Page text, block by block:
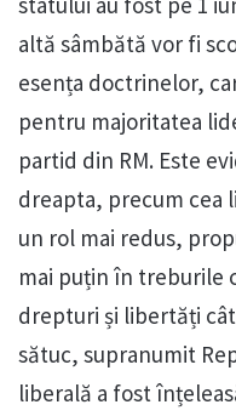
altă sâmbătă vor fi
esența doctrinelor,
pentru majoritatea
partid din RM. Este
dreapta, precum cea
un rol mai redus,
mai puțin în treburile
drepturi și libertăți
sătuc, supranumit
liberală a fost